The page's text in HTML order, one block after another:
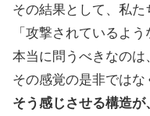
その結果として、私た
「攻撃されているよ
本当に問うべきなのは
その感覚の是非ではな
そう感じさせる構造